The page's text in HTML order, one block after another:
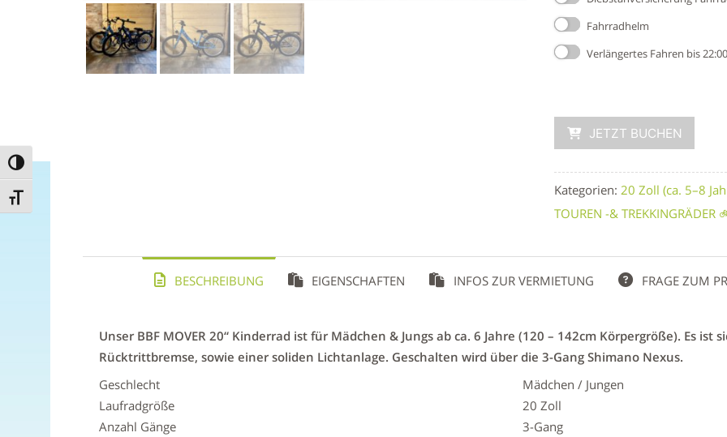
Umschalten auf hohe Kontraste
Schrift vergrößern
Fahrradhelm
Verlängertes Fahren bis
JETZT BUCHEN
Kategorien:20 Zoll (ca. 5–8
TOUREN -& TREKKINGRÄDER
BESCHREIBUNG EIGENSCHAFTEN INFOS ZUR VERMIETUNG FRAGE ZUM
Unser BBF MOVER 20“ Kinderrad ist für Mädchen & Jungs ab ca. 6 Jahre (120 – 142cm Körpergröße). Es
Rücktrittbremse, sowie einer soliden Lichtanlage. Geschalten wird über die 3-Gang Shimano Nexus.
Geschlecht
Mädchen / Jungen
Laufradgröße
20 Zoll
Anzahl Gänge
3-Gang